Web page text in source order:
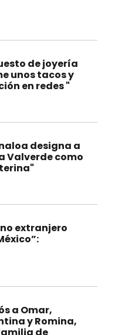
de joyería
unos tacos y
en redes "
designa a
Valverde como
extranjero
a Omar,
y Romina,
de